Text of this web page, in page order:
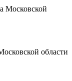
области